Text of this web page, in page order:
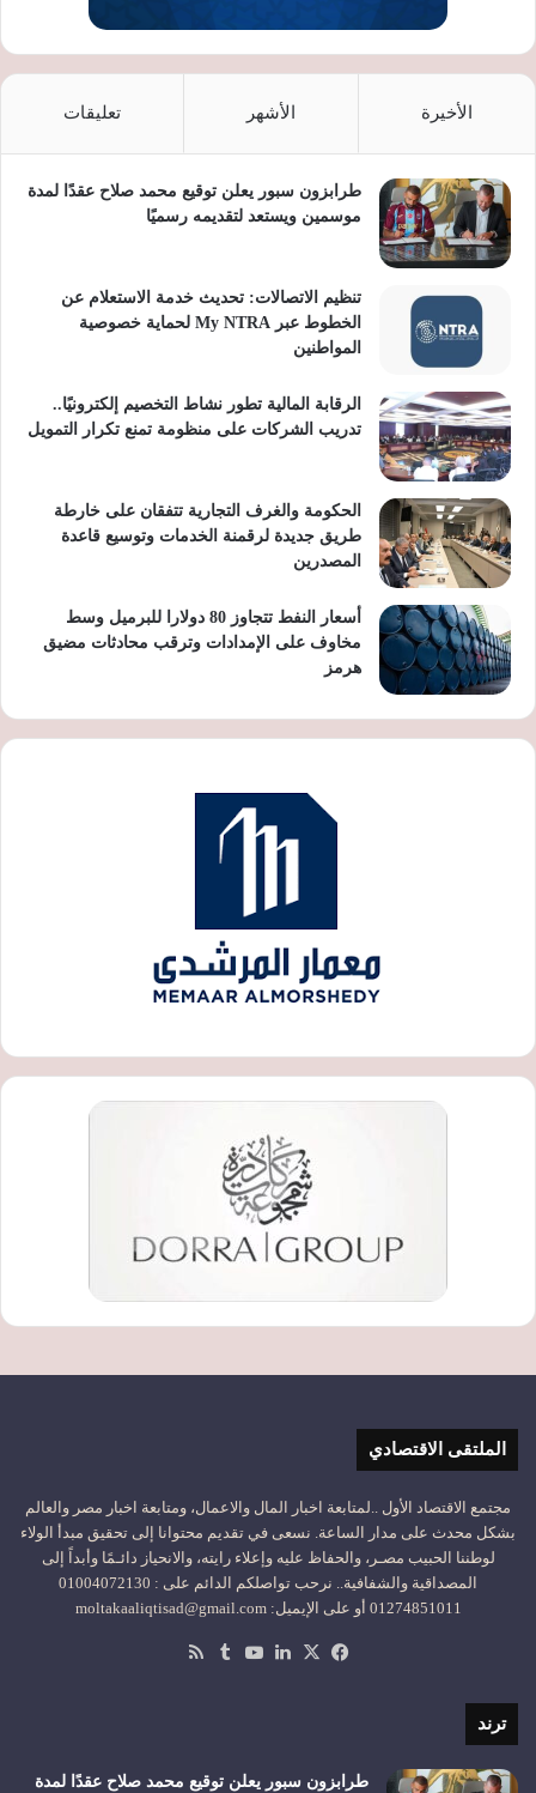
الأخيرة الأشهر تعليقات
طرابزون سبور يعلن توقيع محمد صلاح عقدًا لمدة
موسمين ويستعد لتقديمه رسميًا
تنظيم الاتصالات: تحديث خدمة الاستعلام عن
الخطوط عبر My NTRA لحماية خصوصية
المواطنين
الرقابة المالية تطور نشاط التخصيم إلكترونيًا..
تدريب الشركات على منظومة تمنع تكرار التمويل
الحكومة والغرف التجارية تتفقان على خارطة
طريق جديدة لرقمنة الخدمات وتوسيع قاعدة
المصدرين
أسعار النفط تتجاوز 80 دولارا للبرميل وسط
مخاوف على الإمدادات وترقب محادثات مضيق
هرمز
الملتقى الاقتصادي
مجتمع الاقتصاد الأول ..لمتابعة اخبار المال والاعمال، ومتابعة اخبار مصر والعالم
بشكل محدث على مدار الساعة. نسعى في تقديم محتوانا إلى تحقيق مبدأ الولاء
لوطننا الحبيب مصـر، والحفاظ عليه وإعلاء رايته، والانحياز دائـمًا وأبداً إلى
المصداقية والشفافية.. نرحب تواصلكم الدائم على : 01004072130
01274851011 أو على الإيميل: moltakaaliqtisad@gmail.com
فيسبوك
‫X لينكدإن‫YouTube
ترند
طرابزون سبور يعلن توقيع محمد صلاح عقدًا لمدة